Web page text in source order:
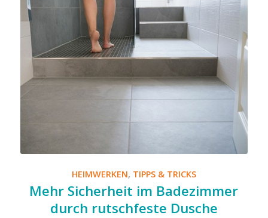
HEIMWERKEN, TIPPS & TRICKS
Mehr Sicherheit im Badezimmer
durch rutschfeste Dusche